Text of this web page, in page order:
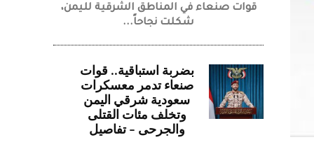
قوات صنعاء في المناطق الشرقية لليمن،
شكلت نجاحاً...
بضربة استباقية.. قوات
صنعاء تدمر معسكرات
سعودية شرقي اليمن
وتخلف مئات القتلى
والجرحى – تفاصيل